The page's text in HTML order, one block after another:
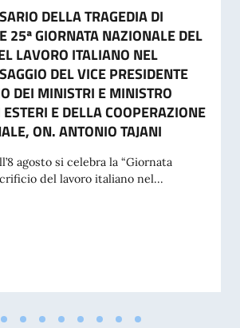
DELLA TRAGEDIA DI
25ª GIORNATA NAZIONALE DEL
LAVORO ITALIANO NEL
DEL VICE PRESIDENTE
DEI MINISTRI E MINISTRO
E DELLA COOPERAZIONE
ON. ANTONIO TAJANI
agosto si celebra la “Giornata
del lavoro italiano nel...
DELLA TRAGEDIA DI MARCINELLE E